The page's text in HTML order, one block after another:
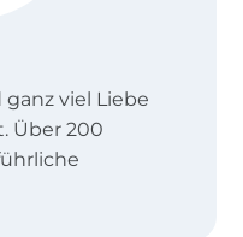
viel Liebe
Über 200
und sich ein